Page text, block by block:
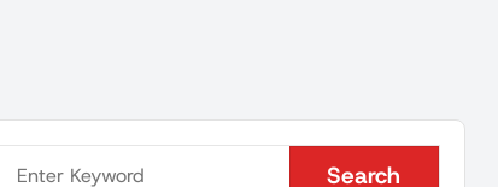
Search